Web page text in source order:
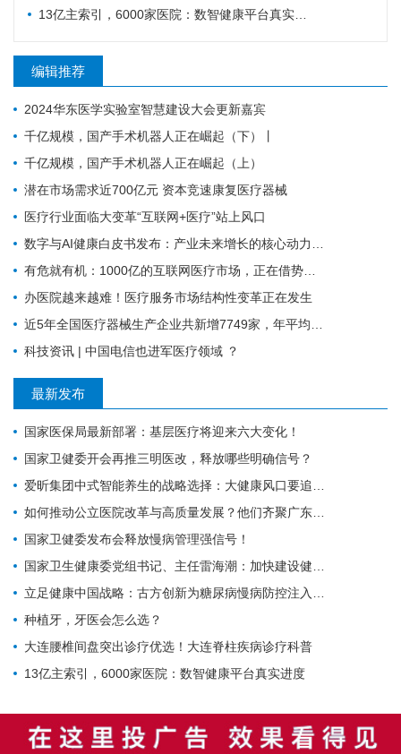
13亿主索引，6000家医院：数智健康平台真实进度
编辑推荐
2024华东医学实验室智慧建设大会更新嘉宾
千亿规模，国产手术机器人正在崛起（下）丨
千亿规模，国产手术机器人正在崛起（上）
潜在市场需求近700亿元 资本竞速康复医疗器械
医疗行业面临大变革“互联网+医疗”站上风口
数字与AI健康白皮书发布：产业未来增长的核心动力，引领竞争格局
有危就有机：1000亿的互联网医疗市场，正在借势破局
办医院越来越难！医疗服务市场结构性变革正在发生
近5年全国医疗器械生产企业共新增7749家，年平均增长1550家
科技资讯 | 中国电信也进军医疗领域 ？
最新发布
国家医保局最新部署：基层医疗将迎来六大变化！
国家卫健委开会再推三明医改，释放哪些明确信号？
爱昕集团中式智能养生的战略选择：大健康风口要追，赋能产业的根基要扎
如何推动公立医院改革与高质量发展？他们齐聚广东为9个地市出谋划策→
国家卫健委发布会释放慢病管理强信号！
国家卫生健康委党组书记、主任雷海潮：加快建设健康中国
立足健康中国战略：古方创新为糖尿病慢病防控注入中医药力量
种植牙，牙医会怎么选？
大连腰椎间盘突出诊疗优选！大连脊柱疾病诊疗科普
13亿主索引，6000家医院：数智健康平台真实进度